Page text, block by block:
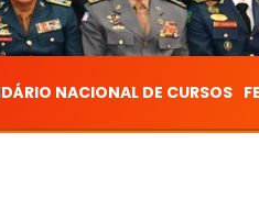
NACIONAL DE CURSOS